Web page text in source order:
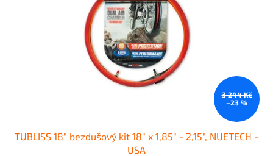
3 244 Kč
–23 %
TUBLISS 18" bezdušový kit 18" x 1,85" - 2,15", NUETECH -
USA